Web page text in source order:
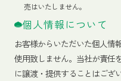
売はいたしません。
個人情報について
お客様からいただいた個人情
使用致しません。当社が責任
に譲渡・提供することはござ